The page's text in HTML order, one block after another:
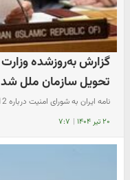
تحویل سازمان ملل شد
نامه ایران به شورای امنیت درباره 12 روز تجاوز نظامی + جزئیات
۲۰ تیر ۱۴۰۴ | ۷:۷